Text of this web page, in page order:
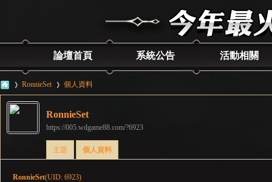
論壇首頁 系統公告 活動相關
›
RonnieSet 個人資料
RonnieSet
https://005.wdgame88.com/?6923
主題 個人資料
RonnieSet(UID: 6923)